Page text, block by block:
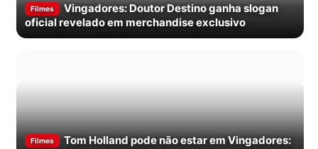
Filmes
Vingadores: Doutor Destino ganha slogan
oficial revelado em merchandise exclusivo
Filmes
Tom Holland pode não estar em Vingadores: